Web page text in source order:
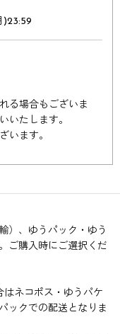
)23:59
る場合もございま
いたします。
います。
）、ゆうパック・ゆう
ご購入時にご選択くだ
ネコポス・ゆうパケ
ックでの配送となりま